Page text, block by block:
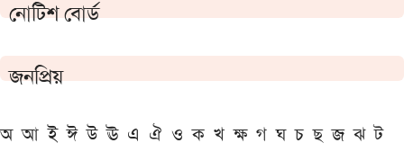
নোটিশ বোর্ড
জনপ্রিয়
অ আ ই ঈ উ ঊ এ ঐ ও ক খ ক্ষ গ ঘ চ ছ জ ঝ ট